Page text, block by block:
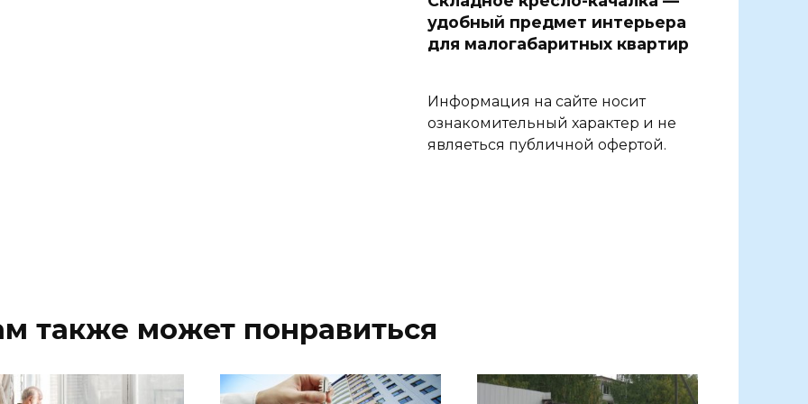
удобный предмет интерьера
для малогабаритных квартир
Информация на сайте носит
ознакомительный характер и не
являеться публичной офертой.
также может понравиться